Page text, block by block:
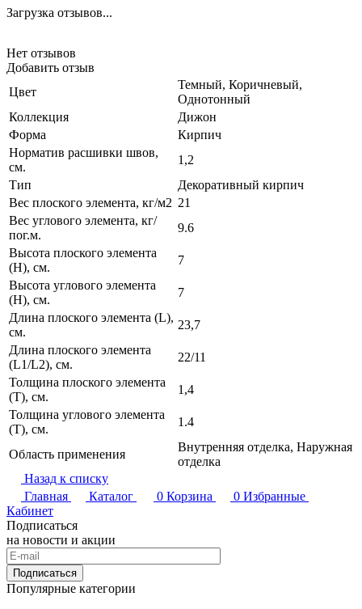
Загрузка отзывов...
Нет отзывов
Добавить отзыв
Цвет
Темный, Коричневый,
Однотонный
Коллекция
Дижон
Форма
Кирпич
Норматив расшивки швов,
см.
1,2
Тип
Декоративный кирпич
Вес плоского элемента, кг/м2 21
Вес углового элемента, кг/
пог.м.
9.6
Высота плоского элемента
(H), см.
7
Высота углового элемента
(H), см.
7
Длина плоского элемента (L),
см.
23,7
Длина плоского элемента
(L1/L2), см.
22/11
Толщина плоского элемента
(T), см.
1,4
Толщина углового элемента
(T), см.
1.4
Область применения
Внутренняя отделка, Наружная
отделка
Назад к списку
Главная
Каталог 0 Корзина 0 Избранные
Кабинет
Подписаться
на новости и акции
Подписаться
Популярные категории